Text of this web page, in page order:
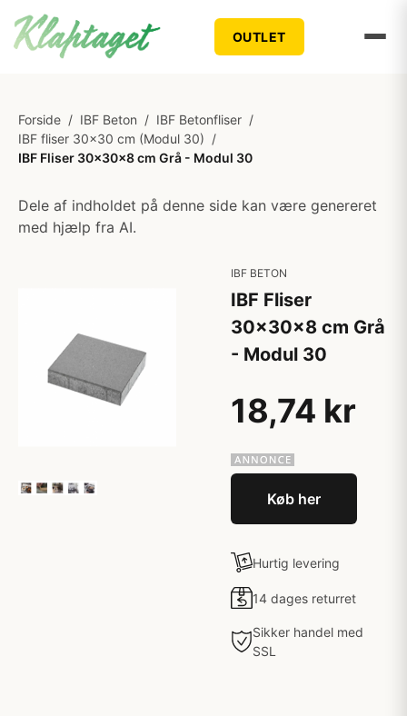
OUTLET
Forside / IBF Beton / IBF Betonfliser /
IBF fliser 30x30 cm (Modul 30) /
IBF Fliser 30x30x8 cm Grå - Modul 30
Dele af indholdet på denne side kan være genereret
med hjælp fra AI.
IBF BETON
IBF Fliser
30x30x8 cm Grå
- Modul 30
18,74 kr
Køb her
Hurtig levering
14 dages returret
Sikker handel med
SSL